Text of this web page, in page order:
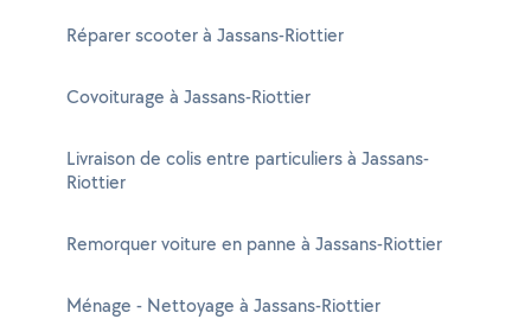
Réparer scooter à Jassans-Riottier
Covoiturage à Jassans-Riottier
Livraison de colis entre particuliers à Jassans-
Riottier
Remorquer voiture en panne à Jassans-Riottier
Ménage - Nettoyage à Jassans-Riottier